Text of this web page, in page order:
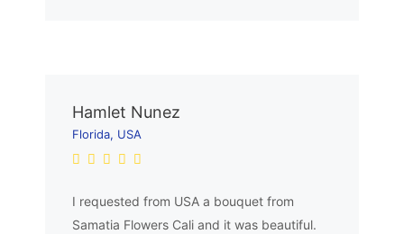
Hamlet Nunez
Florida, USA
I requested from USA a bouquet from
Samatia Flowers Cali and it was beautiful.